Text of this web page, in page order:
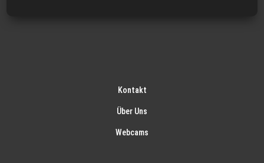
Kontakt
Über Uns
Webcams